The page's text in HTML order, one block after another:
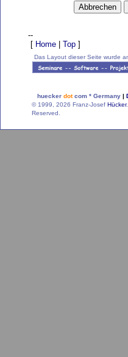
--
[ Home Top ]
Das Layout dieser Seite wurde
huecker dotcom * Germany |
© 1999, 2026 Franz-Josef Hücker
Reserved.